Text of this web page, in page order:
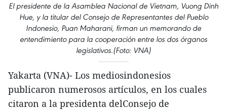
El presidente de la Asamblea Nacional de Vietnam, Vuong Dinh
Hue, y la titular del Consejo de Representantes del Pueblo
Indonesio, Puan Maharani, firman un memorando de
entendimiento para la cooperación entre los dos órganos
legislativos.(Foto: VNA)
Yakarta (VNA)- Los mediosindonesios
publicaron numerosos artículos, en los cuales
citaron a la presidenta delConsejo de